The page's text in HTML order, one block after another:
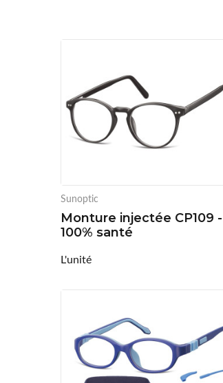
Sunoptic
Monture injectée CP109 -
100% santé
L'unité